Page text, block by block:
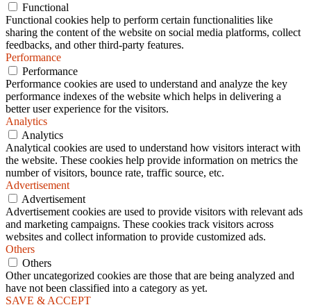
Functional
Functional cookies help to perform certain functionalities like
sharing the content of the website on social media platforms, collect
feedbacks, and other third-party features.
Performance
Performance
Performance cookies are used to understand and analyze the key
performance indexes of the website which helps in delivering a
better user experience for the visitors.
Analytics
Analytics
Analytical cookies are used to understand how visitors interact with
the website. These cookies help provide information on metrics the
number of visitors, bounce rate, traffic source, etc.
Advertisement
Advertisement
Advertisement cookies are used to provide visitors with relevant ads
and marketing campaigns. These cookies track visitors across
websites and collect information to provide customized ads.
Others
Others
Other uncategorized cookies are those that are being analyzed and
have not been classified into a category as yet.
SAVE & ACCEPT